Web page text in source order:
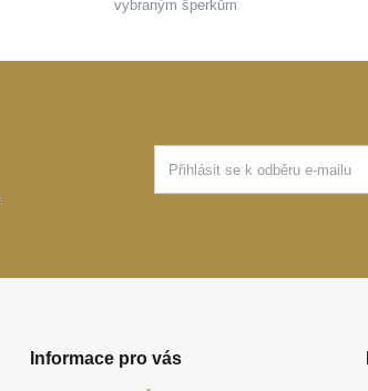
vybraným šperkům
Informace pro vás